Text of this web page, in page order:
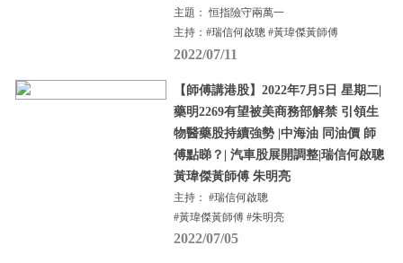
主題： 恒指險守兩萬一
主持：#瑞信何啟聰 #黃瑋傑黃師傅
2022/07/11
【師傅講港股】2022年7月5日 星期二|
藥明2269有望被美商務部解禁 引領生
物醫藥股持續強勢 |中海油 同油價 師
傅點睇？| 汽車股展開調整|瑞信何啟聰
黃瑋傑黃師傅 朱明亮
主持： #瑞信何啟聰
#黃瑋傑黃師傅 #朱明亮
2022/07/05